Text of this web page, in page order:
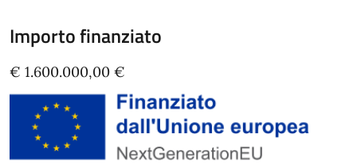
Importo finanziato
€ 1.600.000,00 €